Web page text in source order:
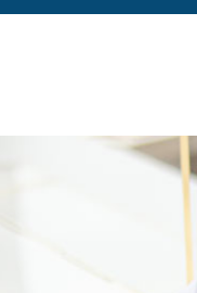
la